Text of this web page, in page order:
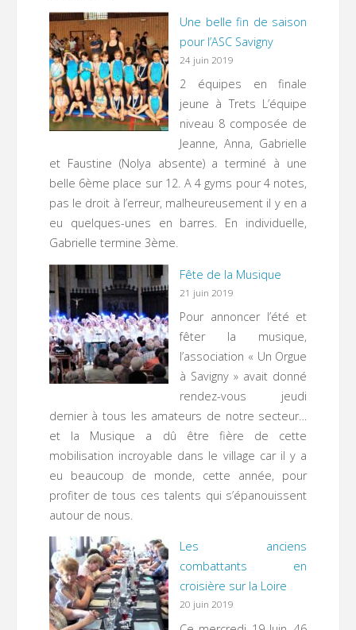
Une belle fin de saison
pour l’ASC Savigny
24 juin 2019
2 équipes en finale
jeune à Trets L’équipe
niveau 8 composée de
Jeanne, Anna, Gabrielle
et Faustine (Nolya absente) a terminé à une
belle 6ème place sur 12. A 4 gyms pour 4 notes,
pas le droit à l’erreur, malheureusement il y en a
eu quelques-unes en barres. En individuelle,
Gabrielle termine 3ème.
Fête de la Musique
21 juin 2019
Pour annoncer l’été et
fêter la musique,
l’association « Un Orgue
à Savigny » avait donné
rendez-vous jeudi
dernier à tous les amateurs de notre secteur…
et la Musique a dû être fière de cette
mobilisation incroyable dans le village car il y a
eu beaucoup de monde, cette année, pour
profiter de tous ces talents qui s’épanouissent
autour de nous.
Les anciens
combattants en
croisière sur la Loire
20 juin 2019